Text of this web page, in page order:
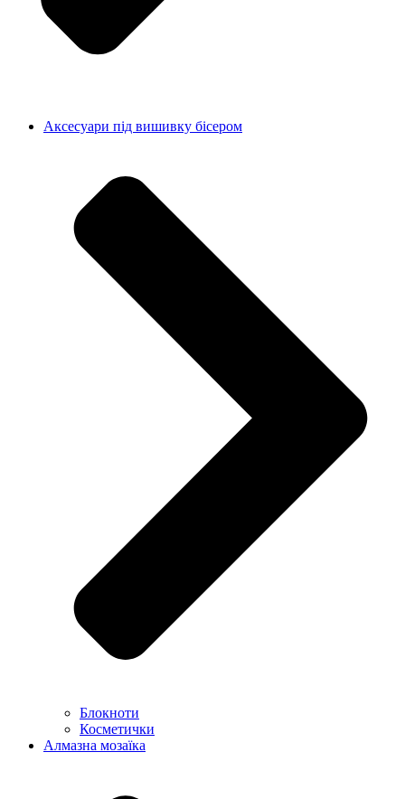
Аксесуари під вишивку бісером
Блокноти
Косметички
Алмазна мозаїка